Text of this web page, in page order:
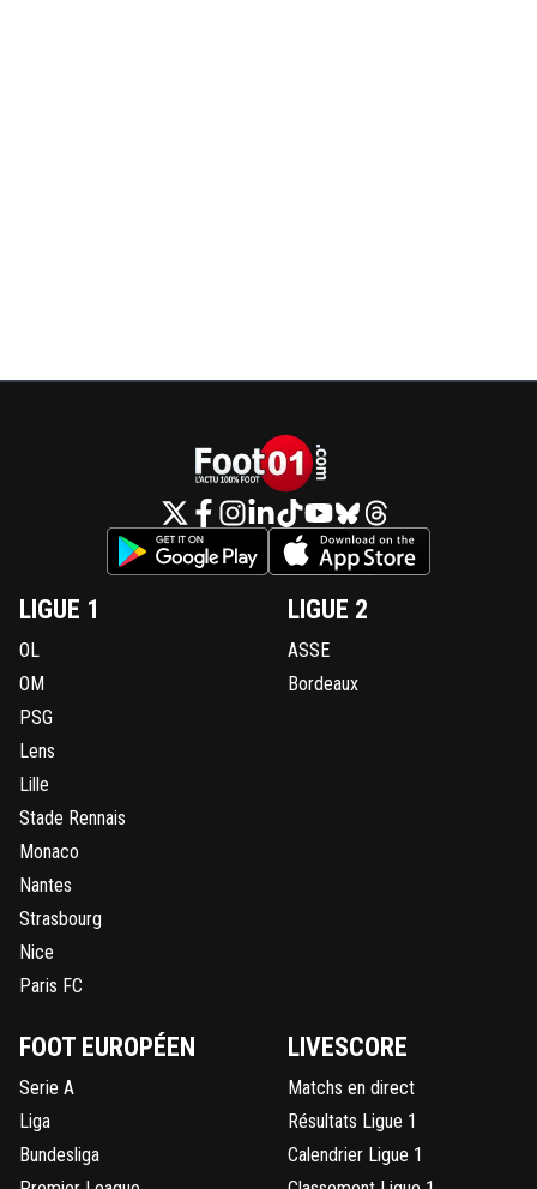
LIGUE 1
OL
OM
PSG
Lens
Lille
Stade Rennais
Monaco
Nantes
Strasbourg
Nice
Paris FC
LIGUE 2
ASSE
Bordeaux
FOOT EUROPÉEN
Serie A
Liga
Bundesliga
LIVESCORE
Matchs en direct
Résultats Ligue 1
Calendrier Ligue 1